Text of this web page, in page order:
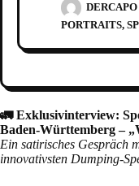
DERCAPO
PORTRAITS,
🚛 Exklusivinterview:
Baden-Württemberg –
Ein satirisches Gespräch
innovativsten Dumping-